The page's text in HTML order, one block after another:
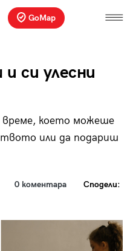
GoMap
си улесни
време, което можеше
или да подариш
0 коментара Сподели: